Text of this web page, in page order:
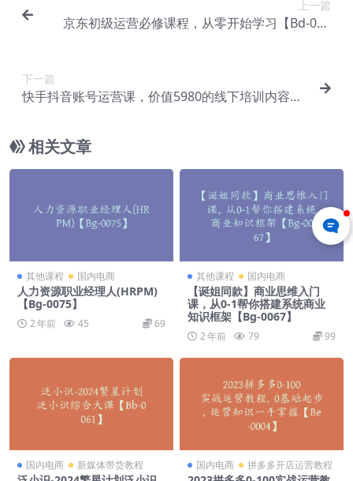
上一篇
京东初级运营必修课程，从零开始学习【Bd-001
下一篇
快手抖音账号运营课，价值5980的线下培训内容
相关文章
其他课程 国内电商
人力资源职业经理人(HRPM)
【Bg-0075】
2 年前 45 69
其他课程 国内电商
【诞姐同款】商业思维入门
课，从0-1帮你搭建系统商业
知识框架【Bg-0067】
2 年前 79 99
国内电商 新媒体带货教程 国内电商 拼多多开店运营教程